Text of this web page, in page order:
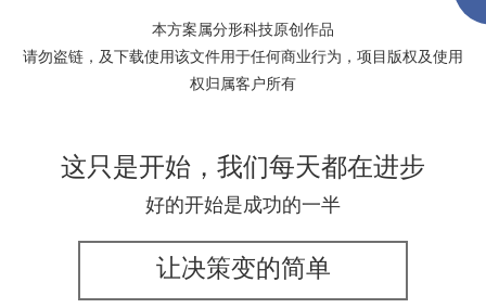
本方案属分形科技原创作品
请勿盗链，及下载使用该文件用于任何商业行为，项目版权及使用
权归属客户所有
这只是开始，我们每天都在进步
好的开始是成功的一半
让决策变的简单